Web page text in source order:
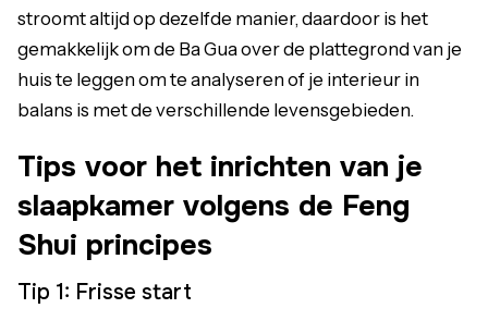
stroomt altijd op dezelfde manier, daardoor is het
gemakkelijk om de Ba Gua over de plattegrond van je
huis te leggen om te analyseren of je interieur in
balans is met de verschillende levensgebieden.
Tips voor het inrichten van je
slaapkamer volgens de Feng
Shui principes
Tip 1: Frisse start